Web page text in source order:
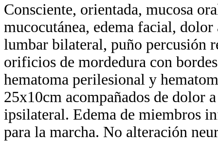
Consciente, orientada, mucosa
mucocutánea, edema facial,
lumbar bilateral, puño percusión
orificios de mordedura con
hematoma perilesional y
25x10cm acompañados de dolor
ipsilateral. Edema de miembros
para la marcha. No alteración